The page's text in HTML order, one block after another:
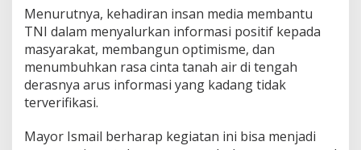
Menurutnya, kehadiran insan media membantu
TNI dalam menyalurkan informasi positif kepada
masyarakat, membangun optimisme, dan
menumbuhkan rasa cinta tanah air di tengah
derasnya arus informasi yang kadang tidak
terverifikasi.
Mayor Ismail berharap kegiatan ini bisa menjadi